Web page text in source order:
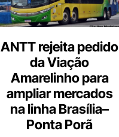
ANTT rejeita pedido
da Viação
Amarelinho para
ampliar mercados
na linha Brasília–
Ponta Porã